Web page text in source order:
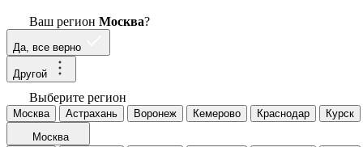
Ваш регион Москва?
Да, все верно
Другой
Выберите регион
Москва Астрахань Воронеж Кемерово Краснодар Курск
Москва